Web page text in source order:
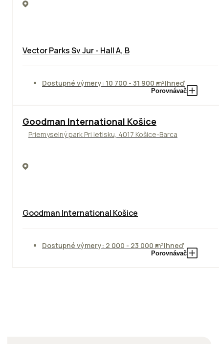
Vector Parks Sv Jur - Hall A, B
Dostupné výmery: 10 700 - 31 900 m²Ihneď
Porovnávač
Goodman International Košice
Priemyselný park Pri letisku, 4017 Košice-Barca
Goodman International Košice
Dostupné výmery: 2 000 - 23 000 m²Ihneď
Porovnávač